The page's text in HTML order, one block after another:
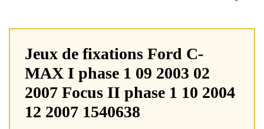
Jeux de fixations Ford C-
MAX I phase 1 09 2003 02
2007 Focus II phase 1 10 2004
12 2007 1540638